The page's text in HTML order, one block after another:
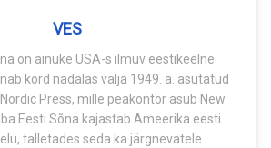
VES
on ainuke USA-s ilmuv eestikeelne
kord nädalas välja 1949. a. asutatud
Press, mille peakontor asub New
Eesti Sõna kajastab Ameerika eesti
talletades seda ka järgnevatele